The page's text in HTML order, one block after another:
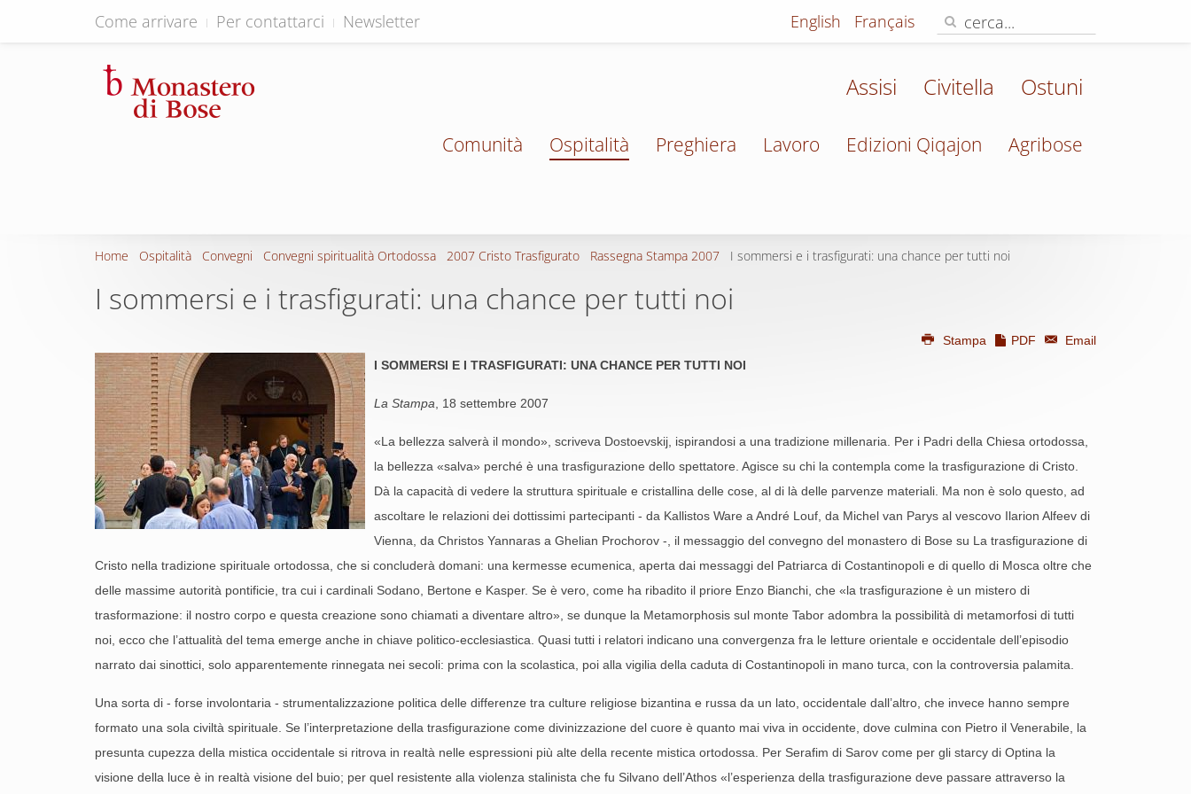
Come arrivare Per contattarci Newsletter English Français
Assisi Civitella Ostuni
Comunità Ospitalità Preghiera Lavoro Edizioni Qiqajon Agribose
Home Ospitalità Convegni Convegni spiritualità Ortodossa 2007 Cristo Trasfigurato Rassegna Stampa 2007 I sommersi e i trasfigurati: una chance per tutti noi
I sommersi e i trasfigurati: una chance per tutti noi
Stampa PDF
Email
I SOMMERSI E I TRASFIGURATI: UNA CHANCE PER TUTTI NOI
La Stampa , 18 settembre 2007
«La bellezza salverà il mondo», scriveva Dostoevskij, ispirandosi a una tradizione millenaria. Per i Padri della Chiesa ortodossa,
la bellezza «salva» perché è una trasfigurazione dello spettatore. Agisce su chi la contempla come la trasfigurazione di Cristo.
Dà la capacità di vedere la struttura spirituale e cristallina delle cose, al di là delle parvenze materiali. Ma non è solo questo, ad
ascoltare le relazioni dei dottissimi partecipanti - da Kallistos Ware a André Louf, da Michel van Parys al vescovo Ilarion Alfeev di
Vienna, da Christos Yannaras a Ghelian Prochorov -, il messaggio del convegno del monastero di Bose su La trasfigurazione di
Cristo nella tradizione spirituale ortodossa, che si concluderà domani: una kermesse ecumenica, aperta dai messaggi del Patriarca di Costantinopoli e di quello di Mosca oltre che
delle massime autorità pontificie, tra cui i cardinali Sodano, Bertone e Kasper. Se è vero, come ha ribadito il priore Enzo Bianchi, che «la trasfigurazione è un mistero di
trasformazione: il nostro corpo e questa creazione sono chiamati a diventare altro», se dunque la Metamorphosis sul monte Tabor adombra la possibilità di metamorfosi di tutti
noi, ecco che l’attualità del tema emerge anche in chiave politico-ecclesiastica. Quasi tutti i relatori indicano una convergenza fra le letture orientale e occidentale dell’episodio
narrato dai sinottici, solo apparentemente rinnegata nei secoli: prima con la scolastica, poi alla vigilia della caduta di Costantinopoli in mano turca, con la controversia palamita.
Una sorta di - forse involontaria - strumentalizzazione politica delle differenze tra culture religiose bizantina e russa da un lato, occidentale dall’altro, che invece hanno sempre
formato una sola civiltà spirituale. Se l’interpretazione della trasfigurazione come divinizzazione del cuore è quanto mai viva in occidente, dove culmina con Pietro il Venerabile, la
presunta cupezza della mistica occidentale si ritrova in realtà nelle espressioni più alte della recente mistica ortodossa. Per Serafim di Sarov come per gli starcy di Optina la
visione della luce è in realtà visione del buio; per quel resistente alla violenza stalinista che fu Silvano dell’Athos «l’esperienza della trasfigurazione deve passare attraverso la